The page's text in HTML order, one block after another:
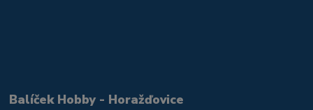
Balíček Hobby - Horažďovice